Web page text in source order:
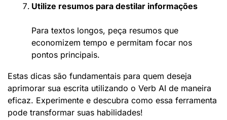
Utilize resumos para destilar informações
Para textos longos, peça resumos que
economizem tempo e permitam focar nos
pontos principais.
Estas dicas são fundamentais para quem deseja
aprimorar sua escrita utilizando o Verb AI de maneira
eficaz. Experimente e descubra como essa ferramenta
pode transformar suas habilidades!